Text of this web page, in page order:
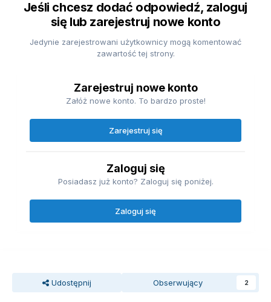
Jeśli chcesz dodać odpowiedź, zaloguj
się lub zarejestruj nowe konto
Jedynie zarejestrowani użytkownicy mogą komentować
zawartość tej strony.
Zarejestruj nowe konto
Załóż nowe konto. To bardzo proste!
Zarejestruj się
Zaloguj się
Posiadasz już konto? Zaloguj się poniżej.
Zaloguj się
Udostępnij Obserwujący 2